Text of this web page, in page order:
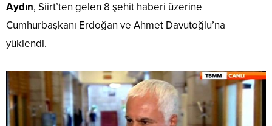
Aydın, Siirt’ten gelen 8 şehit haberi üzerine
Cumhurbaşkanı Erdoğan ve Ahmet Davutoğlu’na
yüklendi.